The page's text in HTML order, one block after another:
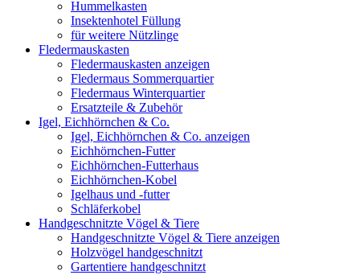
Hummelkasten
Insektenhotel Füllung
für weitere Nützlinge
Fledermauskasten
Fledermauskasten anzeigen
Fledermaus Sommerquartier
Fledermaus Winterquartier
Ersatzteile & Zubehör
Igel, Eichhörnchen & Co.
Igel, Eichhörnchen & Co. anzeigen
Eichhörnchen-Futter
Eichhörnchen-Futterhaus
Eichhörnchen-Kobel
Igelhaus und -futter
Schläferkobel
Handgeschnitzte Vögel & Tiere
Handgeschnitzte Vögel & Tiere anzeigen
Holzvögel handgeschnitzt
Gartentiere handgeschnitzt